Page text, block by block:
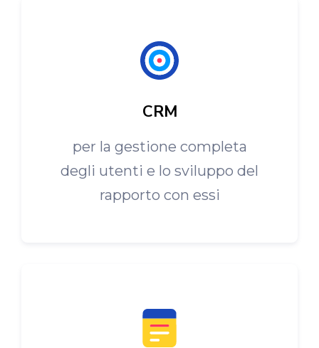
CRM
per la gestione completa
degli utenti e lo sviluppo del
rapporto con essi